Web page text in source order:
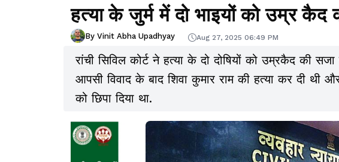
हत्या के जुर्म में दो भाइयों को उम्र कैद
By Vinit Abha Upadhyay Aug 27, 2025 06:49 PM
रांची सिविल कोर्ट ने हत्या के दो दोषियों को उम्रकैद की सजा
आपसी विवाद के बाद शिवा कुमार राम की हत्या कर दी थी
को छिपा दिया था.